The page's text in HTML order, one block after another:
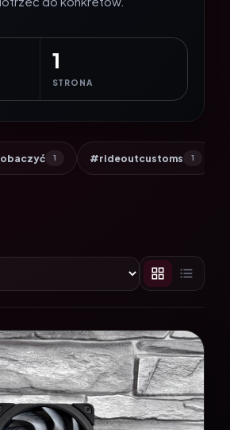
1
STRONA
1 #rideoutcustoms 1